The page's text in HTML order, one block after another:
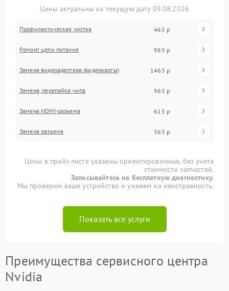
Цены актуальны на текущую дату 09.08.2026
Профилактическая чистка 465 р
Ремонт цепи питания 965 р
Замена видеоадаптера (видеокарты) 1465 р
Замена, перепайка чипа 965 р
Замена HDMI-разъема 615 р
Замена разъема 365 р
Цены в прайс-листе указаны ориентировочные, без учета
стоимости запчастей.
Записывайтесь на бесплатную диагностику.
Мы проверим ваше устройство и укажем на неисправность.
Показать все услуги
Преимущества сервисного центра
Nvidia